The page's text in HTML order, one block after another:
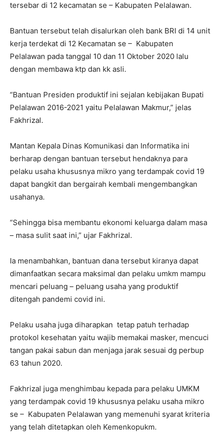
tersebar di 12 kecamatan se – Kabupaten Pelalawan.
Bantuan tersebut telah disalurkan oleh bank BRI di 14 unit
kerja terdekat di 12 Kecamatan se – Kabupaten
Pelalawan pada tanggal 10 dan 11 Oktober 2020 lalu
dengan membawa ktp dan kk asli.
“Bantuan Presiden produktif ini sejalan kebijakan Bupati
Pelalawan 2016-2021 yaitu Pelalawan Makmur,” jelas
Fakhrizal.
Mantan Kepala Dinas Komunikasi dan Informatika ini
berharap dengan bantuan tersebut hendaknya para
pelaku usaha khususnya mikro yang terdampak covid 19
dapat bangkit dan bergairah kembali mengembangkan
usahanya.
“Sehingga bisa membantu ekonomi keluarga dalam masa
– masa sulit saat ini,” ujar Fakhrizal.
Ia menambahkan, bantuan dana tersebut kiranya dapat
dimanfaatkan secara maksimal dan pelaku umkm mampu
mencari peluang – peluang usaha yang produktif
ditengah pandemi covid ini.
Pelaku usaha juga diharapkan tetap patuh terhadap
protokol kesehatan yaitu wajib memakai masker, mencuci
tangan pakai sabun dan menjaga jarak sesuai dg perbup
63 tahun 2020.
Fakhrizal juga menghimbau kepada para pelaku UMKM
yang terdampak covid 19 khususnya pelaku usaha mikro
se – Kabupaten Pelalawan yang memenuhi syarat kriteria
yang telah ditetapkan oleh Kemenkopukm.